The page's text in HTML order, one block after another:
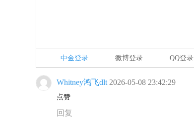
中金登录 微博登录 QQ登录
Whitney鸿飞dlt 2026-05-08 23:42:29
点赞
回复